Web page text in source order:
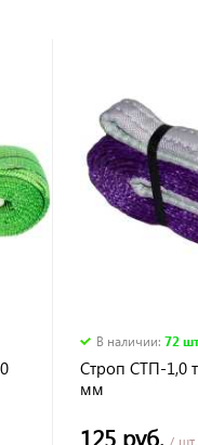
В наличии:72
Строп СТП-1,0
мм
125 руб. / шт